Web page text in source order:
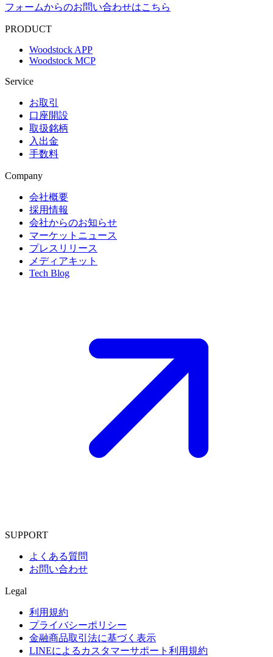
フォームからのお問い合わせはこちら
PRODUCT
Woodstock APP
Woodstock MCP
Service
お取引
口座開設
取扱銘柄
入出金
手数料
Company
会社概要
採用情報
会社からのお知らせ
マーケットニュース
プレスリリース
メディアキット
Tech Blog
SUPPORT
よくある質問
お問い合わせ
Legal
利用規約
プライバシーポリシー
金融商品取引法に基づく表示
LINEによるカスタマーサポート利用規約